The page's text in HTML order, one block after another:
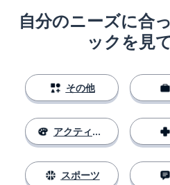
自分のニーズに合
ックを見
その他
アクティビティ
スポーツ